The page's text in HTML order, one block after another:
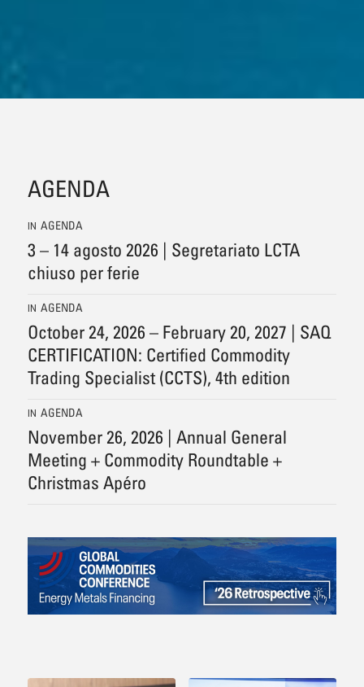
AGENDA
IN AGENDA
3 – 14 agosto 2026 | Segretariato LCTA
chiuso per ferie
IN AGENDA
October 24, 2026 – February 20, 2027 | SAQ
CERTIFICATION: Certified Commodity
Trading Specialist (CCTS), 4th edition
IN AGENDA
November 26, 2026 | Annual General
Meeting + Commodity Roundtable +
Christmas Apéro